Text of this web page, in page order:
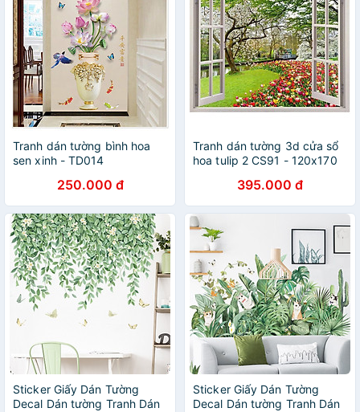
Tranh dán tường bình hoa
sen xinh - TD014
250.000 đ
Tranh dán tường 3d cửa sổ
hoa tulip 2 CS91 - 120x170
395.000 đ
Sticker Giấy Dán Tường
Decal Dán tường Tranh Dán
Sticker Giấy Dán Tường
Decal Dán tường Tranh Dán